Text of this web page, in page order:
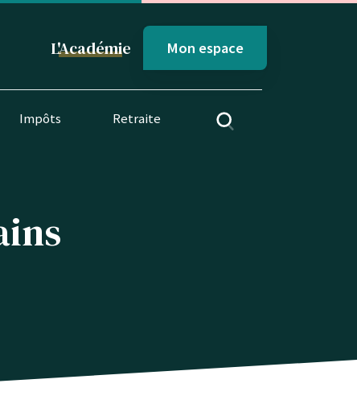
L'Académie Mon espace
Impôts Retraite